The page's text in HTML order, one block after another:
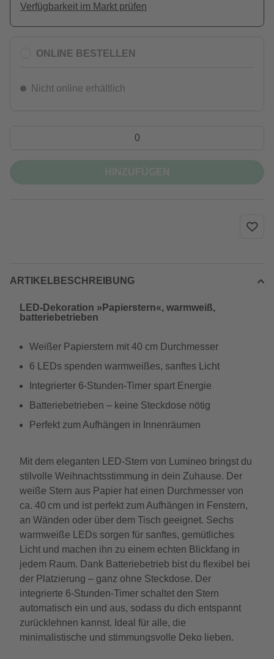
Verfügbarkeit im Markt prüfen
ONLINE BESTELLEN
Nicht online erhältlich
ARTIKELBESCHREIBUNG
LED-Dekoration »Papierstern«, warmweiß,
batteriebetrieben
Weißer Papierstern mit 40 cm Durchmesser
6 LEDs spenden warmweißes, sanftes Licht
Integrierter 6-Stunden-Timer spart Energie
Batteriebetrieben – keine Steckdose nötig
Perfekt zum Aufhängen in Innenräumen
Mit dem eleganten LED-Stern von Lumineo bringst du
stilvolle Weihnachtsstimmung in dein Zuhause. Der
weiße Stern aus Papier hat einen Durchmesser von
ca. 40 cm und ist perfekt zum Aufhängen in Fenstern,
an Wänden oder über dem Tisch geeignet. Sechs
warmweiße LEDs sorgen für sanftes, gemütliches
Licht und machen ihn zu einem echten Blickfang in
jedem Raum. Dank Batteriebetrieb bist du flexibel bei
der Platzierung – ganz ohne Steckdose. Der
integrierte 6-Stunden-Timer schaltet den Stern
automatisch ein und aus, sodass du dich entspannt
zurücklehnen kannst. Ideal für alle, die
minimalistische und stimmungsvolle Deko lieben.